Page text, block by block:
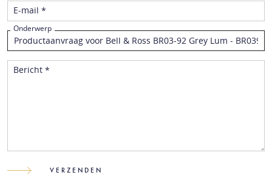
E-mail *
Onderwerp
Bericht *